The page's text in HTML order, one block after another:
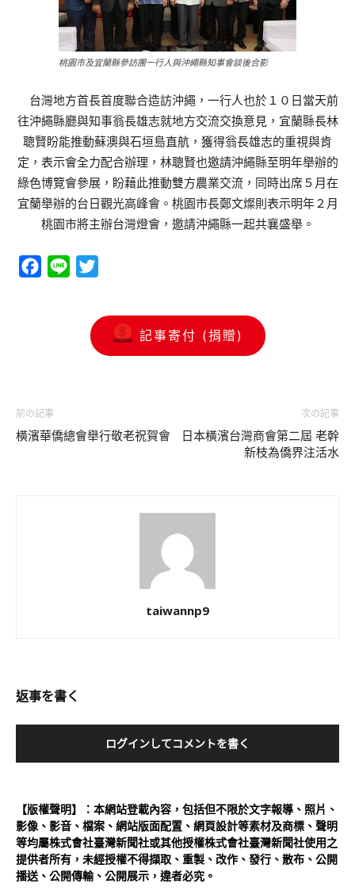
桃園市及宜蘭縣參訪團一行人與沖繩縣知事會談後合影
台灣地方首長首度聯合造訪沖繩，一行人也於１０日當天前
往沖繩縣廳與知事翁長雄志就地方交流交換意見，宜蘭縣長林
聰賢盼能推動蘇澳與石垣島直航，獲得翁長雄志的重視與肯
定，表示會全力配合辦理，林聰賢也邀請沖繩縣至明年舉辦的
綠色博覽會參展，盼藉此推動雙方農業交流，同時出席５月在
宜蘭舉辦的台日觀光高峰會。桃園市長鄭文燦則表示明年２月
桃園市將主辦台灣燈會，邀請沖繩縣一起共襄盛舉。
Facebook
Line
記事寄付 (捐贈)
前の記事
橫濱華僑總會舉行敬老祝賀會
次の記事
日本橫濱台灣商會第二屆 老幹
新枝為僑界注活水
taiwannp9
返事を書く
ログインしてコメントを書く
【版權聲明】：本網站登載內容，包括但不限於文字報導、照片、
影像、影音、檔案、網站版面配置、網頁設計等素材及商標、聲明
等均屬株式會社臺灣新聞社或其他授權株式會社臺灣新聞社使用之
提供者所有，未經授權不得擷取、重製、改作、發行、散布、公開
播送、公開傳輸、公開展示，違者必究。